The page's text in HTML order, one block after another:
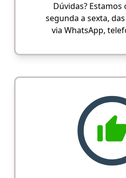
Dúvidas? Estamos
segunda a sexta,
via WhatsApp,